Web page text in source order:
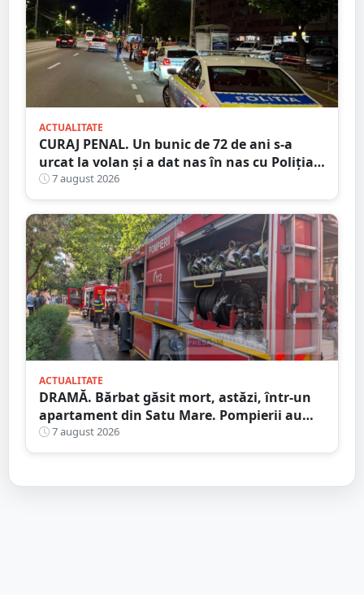
ACTUALITATE
CURAJ PENAL. Un bunic de 72 de ani s-a
urcat la volan și a dat nas în nas cu Poliția
Satu Mare
7 august 2026
ACTUALITATE
DRAMĂ. Bărbat găsit mort, astăzi, într-un
apartament din Satu Mare. Pompierii au
spart ușa
7 august 2026